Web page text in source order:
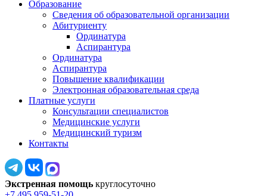
Образование
Сведения об образовательной организации
Абитуриенту
Ординатура
Аспирантура
Ординатура
Аспирантура
Повышение квалификации
Электронная образовательная среда
Платные услуги
Консультации специалистов
Медицинские услуги
Медицинский туризм
Контакты
Экстренная помощь круглосуточно